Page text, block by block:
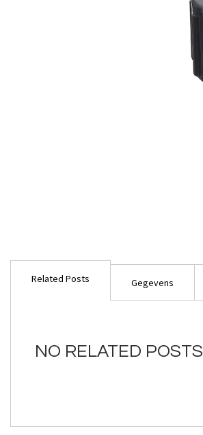
gallerij
Related Posts
NO RELATED POSTS
Gegevens